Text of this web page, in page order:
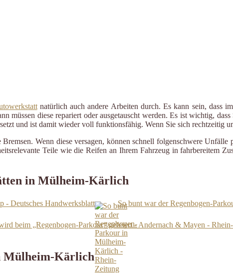
natürlich auch andere Arbeiten durch. Es kann sein, dass
müssen diese repariert oder ausgetauscht werden. Es ist wichtig,
und ist damit wieder voll funktionsfähig. Wenn Sie sich rechtzeitig
Wenn diese versagen, können schnell folgenschwere Unfälle
Teile wie die Reifen an Ihrem Fahrzeug in fahrbereitem
in Mülheim-Kärlich
- Deutsches Handwerksblatt So bunt war der Regenbogen-
beim „Regenbogen-Parkour“ gefeiert - Andernach & Mayen -
Mülheim-Kärlich